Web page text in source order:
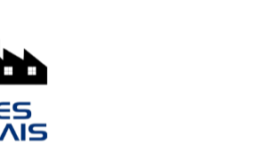
para
em um ambiente
evitando
a adequação de
a nr12 não é apenas